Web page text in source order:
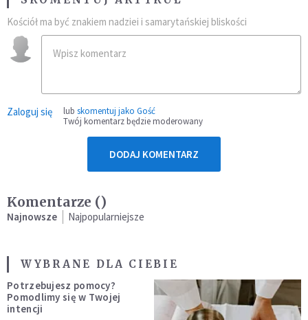
Kościół ma być znakiem nadziei i samarytańskiej bliskości
Zaloguj się lub skomentuj jako Gość
Twój komentarz będzie moderowany
DODAJ KOMENTARZ
Komentarze ()
Najnowsze Najpopularniejsze
WYBRANE DLA CIEBIE
Potrzebujesz pomocy?
Pomodlimy się w Twojej
intencji